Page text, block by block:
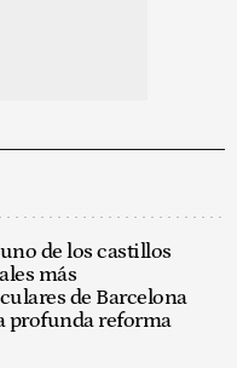
de los castillos
más
de Barcelona
profunda reforma